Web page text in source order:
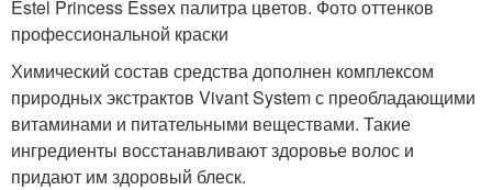
Estel Princess Essex палитра цветов. Фото оттенков
профессиональной краски
Химический состав средства дополнен комплексом
природных экстрактов Vivant System с преобладающими
витаминами и питательными веществами. Такие
ингредиенты восстанавливают здоровье волос и
придают им здоровый блеск.